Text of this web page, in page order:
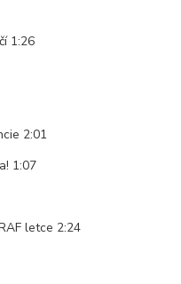
1:26
2:01
1:07
letce 2:24